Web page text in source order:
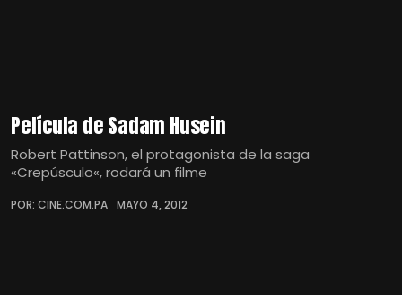
Película de Sadam Husein
Robert Pattinson, el protagonista de la saga
«Crepúsculo«, rodará un filme
POR: CINE.COM.PA MAYO 4, 2012